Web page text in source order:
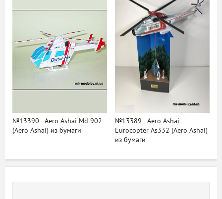
№13390 - Aero Ashai Md 902
(Aero Ashai) из бумаги
№13389 - Aero Ashai
Eurocopter As332 (Aero Ashai)
из бумаги